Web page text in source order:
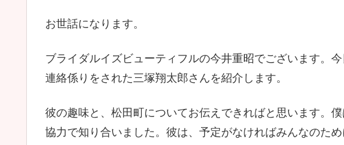
お世話になります。
ブライダルイズビューティフルの今井重昭でございます。
連絡係りをされた三塚翔太郎さんを紹介します。
彼の趣味と、松田町についてお伝えできればと思います。
協力で知り合いました。彼は、予定がなければみんなのた